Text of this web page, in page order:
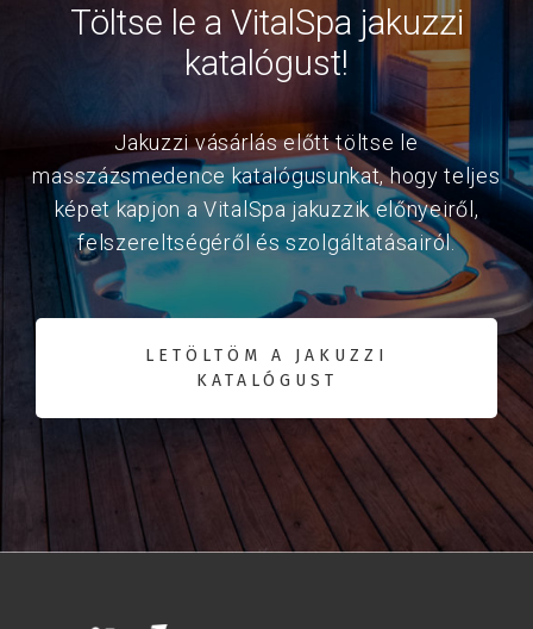
Töltse le a VitalSpa jakuzzi
katalógust!
Jakuzzi vásárlás előtt töltse le
masszázsmedence katalógusunkat, hogy teljes
képet kapjon a VitalSpa jakuzzik előnyeiről,
felszereltségéről és szolgáltatásairól.
LETÖLTÖM A JAKUZZI
KATALÓGUST